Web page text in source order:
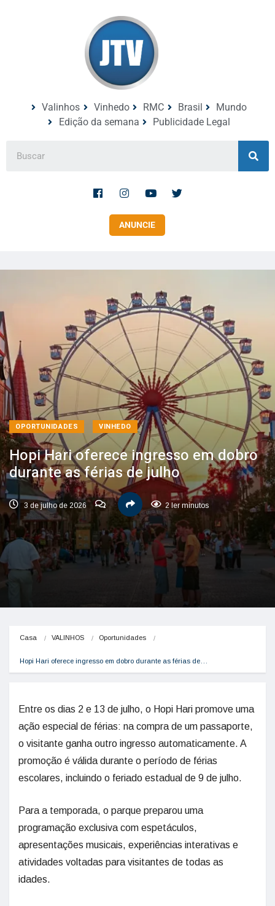
Valinhos Vinhedo RMC Brasil
Mundo
Edição da semana
Publicidade Legal
ANUNCIE
OPORTUNIDADES VINHEDO
Hopi Hari oferece ingresso em dobro
durante as férias de julho
3 de julho de 2026 2 ler minutos
Casa VALINHOS Oportunidades
Hopi Hari oferece ingresso em dobro durante as férias de…
Entre os dias 2 e 13 de julho, o Hopi Hari promove uma
ação especial de férias: na compra de um passaporte,
o visitante ganha outro ingresso automaticamente. A
promoção é válida durante o período de férias
escolares, incluindo o feriado estadual de 9 de julho.
Para a temporada, o parque preparou uma
programação exclusiva com espetáculos,
apresentações musicais, experiências interativas e
atividades voltadas para visitantes de todas as
idades.